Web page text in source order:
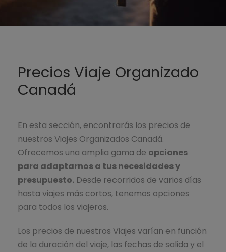
Precios Viaje Organizado
Canadá
En esta sección, encontrarás los precios de
nuestros Viajes Organizados Canadá.
Ofrecemos una amplia gama de opciones
para adaptarnos a tus necesidades y
presupuesto. Desde recorridos de varios días
hasta viajes más cortos, tenemos opciones
para todos los viajeros.
Los precios de nuestros Viajes varían en función
de la duración del viaje, las fechas de salida y el